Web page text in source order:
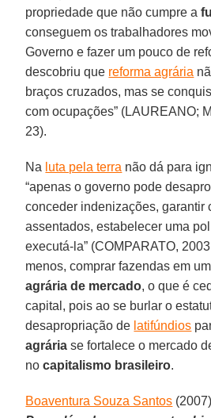
propriedade que não cumpre a
conseguem os trabalhadores
Governo e fazer um pouco de
descobriu que reforma agrária
braços cruzados, mas se
com ocupações” (LAUREANO;
23).
Na luta pela terra não dá para
“apenas o governo pode
conceder indenizações, garantir
assentados, estabelecer uma
executá-la” (COMPARATO,
menos, comprar fazendas em um
agrária de mercado, o que é
capital, pois ao se burlar o
desapropriação de latifúndios
agrária se fortalece o mercado
nocapitalismo brasileiro.
Boaventura Souza Santos